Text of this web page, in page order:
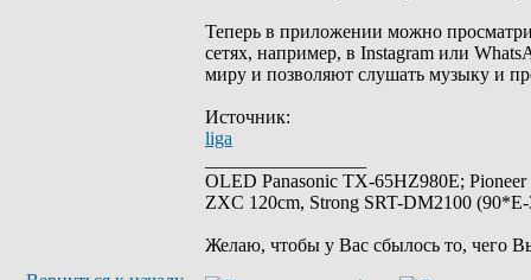
Теперь в приложении можно
сетях, например, в Instagram или
миру и позволяют слушать музыку и
Источник:
liga
OLED Panasonic TX-65HZ980E;
ZXC 120cm, Strong SRT-DM2100
Желаю, чтобы у Вас сбылось то, чего